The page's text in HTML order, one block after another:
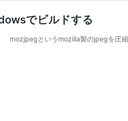
でビルドする
mozjpegというmozilla製のjpegを圧